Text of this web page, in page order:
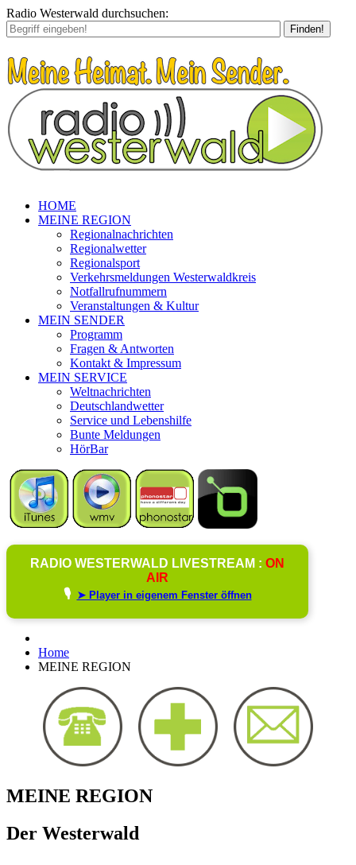
Radio Westerwald durchsuchen:
Finden!
HOME
MEINE REGION
Regionalnachrichten
Regionalwetter
Regionalsport
Verkehrsmeldungen Westerwaldkreis
Notfallrufnummern
Veranstaltungen & Kultur
MEIN SENDER
Programm
Fragen & Antworten
Kontakt & Impressum
MEIN SERVICE
Weltnachrichten
Deutschlandwetter
Service und Lebenshilfe
Bunte Meldungen
HörBar
RADIO WESTERWALD LIVESTREAM : ON
AIR
🎙️ ➤ Player in eigenem Fenster öffnen
Home
MEINE REGION
MEINE REGION
Der Westerwald